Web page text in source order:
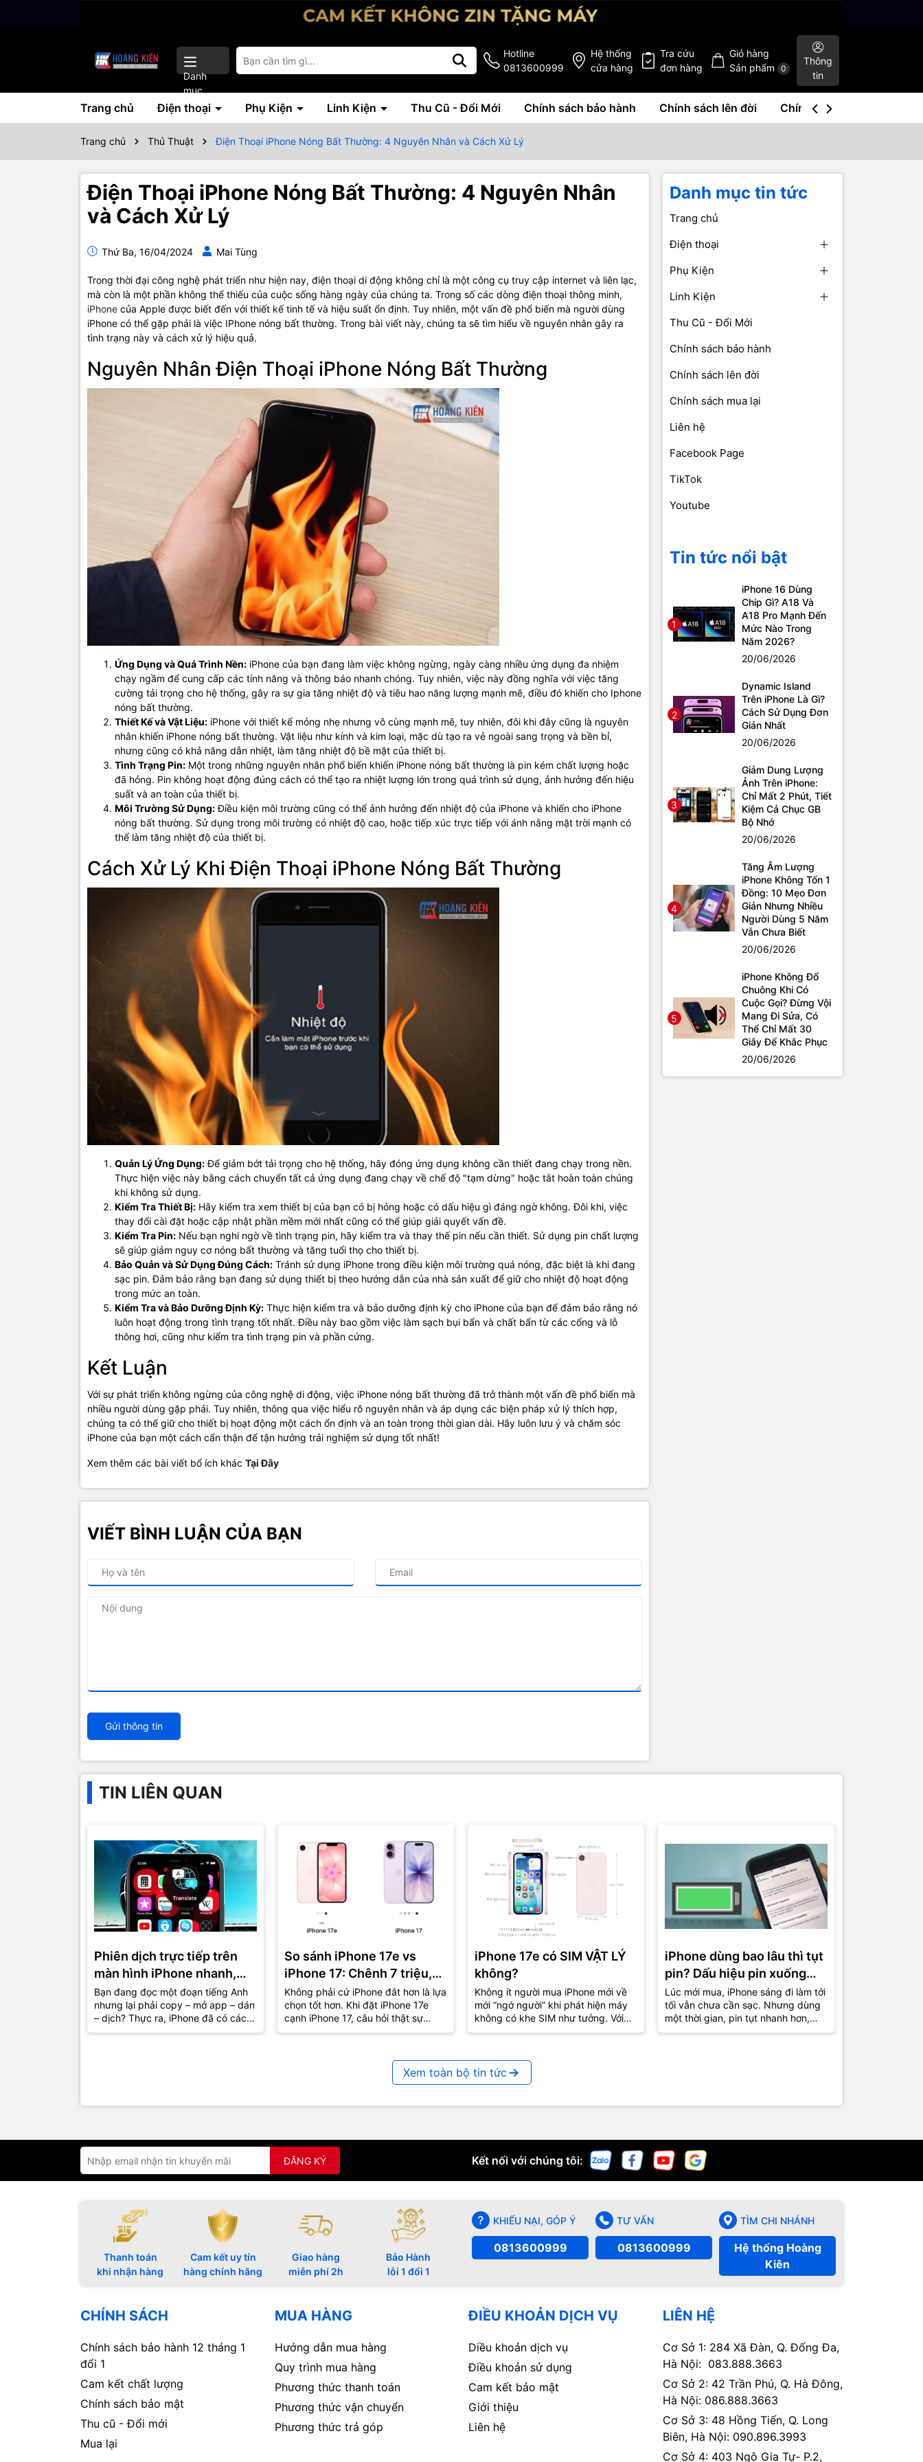
Danh
mục
Hotline
0813600999
Hệ thống
cửa hàng
Tra cứu
đơn hàng
Giỏ hàng
Sản phẩm
0
Thông
tin
Trang chủ Điện thoại Phụ Kiện Linh Kiện Thu Cũ - Đổi Mới Chính sách bảo hành Chính sách lên đời Chính sách mua lại
Trang chủ Thủ Thuật Điện Thoại iPhone Nóng Bất Thường: 4 Nguyên Nhân và Cách Xử Lý
Điện Thoại iPhone Nóng Bất Thường: 4 Nguyên Nhân
và Cách Xử Lý
Thứ Ba, 16/04/2024 Mai Tùng
Trong thời đại công nghệ phát triển như hiện nay, điện thoại di động không chỉ là một công cụ truy cập internet và liên lạc,
mà còn là một phần không thể thiếu của cuộc sống hàng ngày của chúng ta. Trong số các dòng điện thoại thông minh,
iPhone của Apple được biết đến với thiết kế tinh tế và hiệu suất ổn định. Tuy nhiên, một vấn đề phổ biến mà người dùng
iPhone có thể gặp phải là việc IPhone nóng bất thường. Trong bài viết này, chúng ta sẽ tìm hiểu về nguyên nhân gây ra
tình trạng này và cách xử lý hiệu quả.
Nguyên Nhân Điện Thoại iPhone Nóng Bất Thường
Ứng Dụng và Quá Trình Nền: iPhone của bạn đang làm việc không ngừng, ngày càng nhiều ứng dụng đa nhiệm
chạy ngầm để cung cấp các tính năng và thông báo nhanh chóng. Tuy nhiên, việc này đồng nghĩa với việc tăng
cường tải trọng cho hệ thống, gây ra sự gia tăng nhiệt độ và tiêu hao năng lượng mạnh mẽ, điều đó khiến cho Iphone
nóng bất thường.
Thiết Kế và Vật Liệu: iPhone với thiết kế mỏng nhẹ nhưng vô cùng mạnh mẽ, tuy nhiên, đôi khi đây cũng là nguyên
nhân khiến iPhone nóng bất thường. Vật liệu như kính và kim loại, mặc dù tạo ra vẻ ngoài sang trọng và bền bỉ,
nhưng cũng có khả năng dẫn nhiệt, làm tăng nhiệt độ bề mặt của thiết bị.
Tình Trạng Pin: Một trong những nguyên nhân phổ biến khiến iPhone nóng bất thường là pin kém chất lượng hoặc
đã hỏng. Pin không hoạt động đúng cách có thể tạo ra nhiệt lượng lớn trong quá trình sử dụng, ảnh hưởng đến hiệu
suất và an toàn của thiết bị.
Môi Trường Sử Dụng:Điều kiện môi trường cũng có thể ảnh hưởng đến nhiệt độ của iPhone và khiến cho iPhone
nóng bất thường. Sử dụng trong môi trường có nhiệt độ cao, hoặc tiếp xúc trực tiếp với ánh nắng mặt trời mạnh có
thể làm tăng nhiệt độ của thiết bị.
Cách Xử Lý Khi Điện Thoại iPhone Nóng Bất Thường
Quản Lý Ứng Dụng:Để giảm bớt tải trọng cho hệ thống, hãy đóng ứng dụng không cần thiết đang chạy trong nền.
Thực hiện việc này bằng cách chuyển tất cả ứng dụng đang chạy về chế độ "tạm dừng" hoặc tắt hoàn toàn chúng
khi không sử dụng.
Kiểm Tra Thiết Bị: Hãy kiểm tra xem thiết bị của bạn có bị hỏng hoặc có dấu hiệu gì đáng ngờ không. Đôi khi, việc
thay đổi cài đặt hoặc cập nhật phần mềm mới nhất cũng có thể giúp giải quyết vấn đề.
Kiểm Tra Pin: Nếu bạn nghi ngờ về tình trạng pin, hãy kiểm tra và thay thế pin nếu cần thiết. Sử dụng pin chất lượng
sẽ giúp giảm nguy cơ nóng bất thường và tăng tuổi thọ cho thiết bị.
Bảo Quản và Sử Dụng Đúng Cách: Tránh sử dụng iPhone trong điều kiện môi trường quá nóng, đặc biệt là khi đang
sạc pin. Đảm bảo rằng bạn đang sử dụng thiết bị theo hướng dẫn của nhà sản xuất để giữ cho nhiệt độ hoạt động
trong mức an toàn.
Kiểm Tra và Bảo Dưỡng Định Kỳ: Thực hiện kiểm tra và bảo dưỡng định kỳ cho iPhone của bạn để đảm bảo rằng nó
luôn hoạt động trong tình trạng tốt nhất. Điều này bao gồm việc làm sạch bụi bẩn và chất bẩn từ các cổng và lỗ
thông hơi, cũng như kiểm tra tình trạng pin và phần cứng.
Kết Luận
Với sự phát triển không ngừng của công nghệ di động, việc iPhone nóng bất thường đã trở thành một vấn đề phổ biến mà
nhiều người dùng gặp phải. Tuy nhiên, thông qua việc hiểu rõ nguyên nhân và áp dụng các biện pháp xử lý thích hợp,
chúng ta có thể giữ cho thiết bị hoạt động một cách ổn định và an toàn trong thời gian dài. Hãy luôn lưu ý và chăm sóc
iPhone của bạn một cách cẩn thận để tận hưởng trải nghiệm sử dụng tốt nhất!
Xem thêm các bài viết bổ ích khác Tại Đây
VIẾT BÌNH LUẬN CỦA BẠN
Gửi thông tin
Danh mục tin tức
Trang chủ
Điện thoại
Phụ Kiện
Linh Kiện
Thu Cũ - Đổi Mới
Chính sách bảo hành
Chính sách lên đời
Chính sách mua lại
Liên hệ
Facebook Page
TikTok
Youtube
Tin tức nổi bật
1
iPhone 16 Dùng
Chip Gì? A18 Và
A18 Pro Mạnh Đến
Mức Nào Trong
Năm 2026?
20/06/2026
2
Dynamic Island
Trên iPhone Là Gì?
Cách Sử Dụng Đơn
Giản Nhất
20/06/2026
3
Giảm Dung Lượng
Ảnh Trên iPhone:
Chỉ Mất 2 Phút, Tiết
Kiệm Cả Chục GB
Bộ Nhớ
20/06/2026
4
Tăng Âm Lượng
iPhone Không Tốn 1
Đồng: 10 Mẹo Đơn
Giản Nhưng Nhiều
Người Dùng 5 Năm
Vẫn Chưa Biết
20/06/2026
5
iPhone Không Đổ
Chuông Khi Có
Cuộc Gọi? Đừng Vội
Mang Đi Sửa, Có
Thể Chỉ Mất 30
Giây Để Khắc Phục
20/06/2026
TIN LIÊN QUAN
Phiên dịch trực tiếp trên
màn hình iPhone nhanh,
gọn, lẹ
Bạn đang đọc một đoạn tiếng Anh
nhưng lại phải copy – mở app – dán
– dịch? Thực ra, iPhone đã có cách
giúp bạn hiểu nội dung ngay...
So sánh iPhone 17e vs
iPhone 17: Chênh 7 triệu,
đâu là lựa chọn “đáng tiền”
hơn?
Không phải cứ iPhone đắt hơn là lựa
chọn tốt hơn. Khi đặt iPhone 17e
cạnh iPhone 17, câu hỏi thật sự
không còn là “máy nào mạnh hơn”
iPhone 17e có SIM VẬT LÝ
không?
Không ít người mua iPhone mới về
mới “ngớ người” khi phát hiện máy
không có khe SIM như tưởng. Với
iPhone 17e cũng vậy – tưởng quen
iPhone dùng bao lâu thì tụt
pin? Dấu hiệu pin xuống
cấp và lúc nên thay mới
Lúc mới mua, iPhone sáng đi làm tới
tối vẫn chưa cần sạc. Nhưng dùng
một thời gian, pin tụt nhanh hơn,
phần trăm nhảy liên tục, có hôm
Xem toàn bộ tin tức
ĐĂNG KÝ Kết nối với chúng tôi:
Thanh toán
khi nhận hàng
Cam kết uy tín
hàng chính hãng
Giao hàng
miễn phí 2h
Bảo Hành
lỗi 1 đổi 1
KHIẾU NẠI, GÓP Ý
0813600999
TƯ VẤN
0813600999
TÌM CHI NHÁNH
Hệ thống Hoàng
Kiên
CHÍNH SÁCH
Chính sách bảo hành 12 tháng 1
đổi 1
Cam kết chất lượng
Chính sách bảo mật
Thu cũ - Đổi mới
Mua lại
MUA HÀNG
Hướng dẫn mua hàng
Quy trình mua hàng
Phương thức thanh toán
Phương thức vận chuyển
Phương thức trả góp
ĐIỀU KHOẢN DỊCH VỤ
Diều khoản dịch vụ
Điều khoản sử dụng
Cam kết bảo mật
Giới thiệu
Liên hệ
LIÊN HỆ
Cơ Sở 1: 284 Xã Đàn, Q. Đống Đa,
Hà Nội: 083.888.3663
Cơ Sở 2: 42 Trần Phú, Q. Hà Đông,
Hà Nội: 086.888.3663
Cơ Sở 3: 48 Hồng Tiến, Q. Long
Biên, Hà Nội: 090.896.3993
Cơ Sở 4: 403 Ngô Gia Tự- P.2,